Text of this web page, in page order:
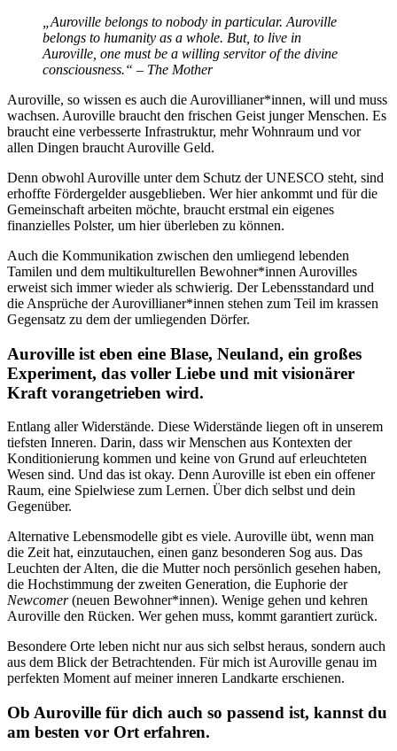
„Auroville belongs to nobody in particular. Auroville
belongs to humanity as a whole. But, to live in
Auroville, one must be a willing servitor of the divine
consciousness.“ – The Mother
Auroville, so wissen es auch die Aurovillianer*innen, will und muss
wachsen. Auroville braucht den frischen Geist junger Menschen. Es
braucht eine verbesserte Infrastruktur, mehr Wohnraum und vor
allen Dingen braucht Auroville Geld.
Denn obwohl Auroville unter dem Schutz der UNESCO steht, sind
erhoffte Fördergelder ausgeblieben. Wer hier ankommt und für die
Gemeinschaft arbeiten möchte, braucht erstmal ein eigenes
finanzielles Polster, um hier überleben zu können.
Auch die Kommunikation zwischen den umliegend lebenden
Tamilen und dem multikulturellen Bewohner*innen Aurovilles
erweist sich immer wieder als schwierig. Der Lebensstandard und
die Ansprüche der Aurovillianer*innen stehen zum Teil im krassen
Gegensatz zu dem der umliegenden Dörfer.
Auroville ist eben eine Blase, Neuland, ein großes
Experiment, das voller Liebe und mit visionärer
Kraft vorangetrieben wird.
Entlang aller Widerstände. Diese Widerstände liegen oft in unserem
tiefsten Inneren. Darin, dass wir Menschen aus Kontexten der
Konditionierung kommen und keine von Grund auf erleuchteten
Wesen sind. Und das ist okay. Denn Auroville ist eben ein offener
Raum, eine Spielwiese zum Lernen. Über dich selbst und dein
Gegenüber.
Alternative Lebensmodelle gibt es viele. Auroville übt, wenn man
die Zeit hat, einzutauchen, einen ganz besonderen Sog aus. Das
Leuchten der Alten, die die Mutter noch persönlich gesehen haben,
die Hochstimmung der zweiten Generation, die Euphorie der
Newcomer(neuen Bewohner*innen). Wenige gehen und kehren
Auroville den Rücken. Wer gehen muss, kommt garantiert zurück.
Besondere Orte leben nicht nur aus sich selbst heraus, sondern auch
aus dem Blick der Betrachtenden. Für mich ist Auroville genau im
perfekten Moment auf meiner inneren Landkarte erschienen.
Ob Auroville für dich auch so passend ist, kannst du
am besten vor Ort erfahren.